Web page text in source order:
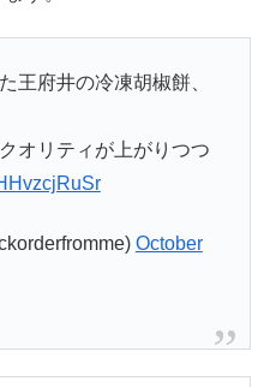
王府井の冷凍胡椒餅、
オリティが上がりつつ
October